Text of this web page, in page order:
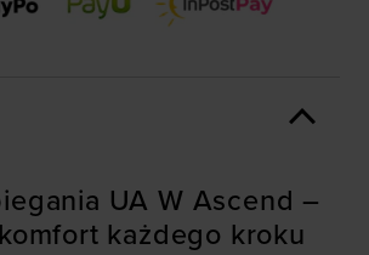
UA W Ascend –
każdego kroku